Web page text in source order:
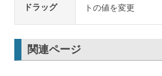
ドラッグ
トの値を変更
関連ページ